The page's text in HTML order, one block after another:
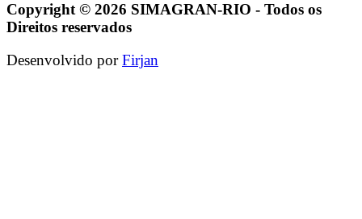
Copyright © 2026 SIMAGRAN-RIO - Todos os
Direitos reservados
Desenvolvido porFirjan